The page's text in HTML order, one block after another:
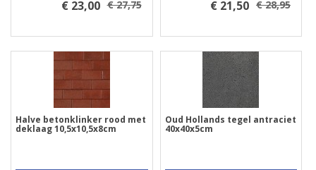
€ 23,00 € 27,75 € 21,50 € 28,95
Halve betonklinker rood met
deklaag 10,5x10,5x8cm
Oud Hollands tegel antraciet
40x40x5cm